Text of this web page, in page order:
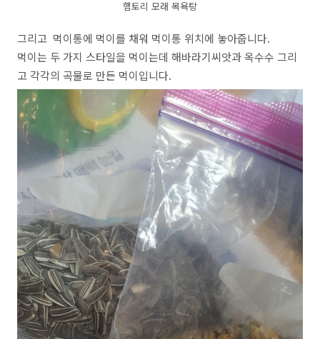
햄토리 모래 목욕탕
그리고 먹이통에 먹이를 채워 먹이통 위치에 놓아줍니다.
먹이는 두 가지 스타일을 먹이는데 해바라기씨앗과 옥수수 그리
고 각각의 곡물로 만든 먹이입니다.